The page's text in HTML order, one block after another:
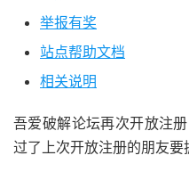
举报有奖
站点帮助文档
相关说明
吾爱破解论坛再次开放注
过了上次开放注册的朋友要